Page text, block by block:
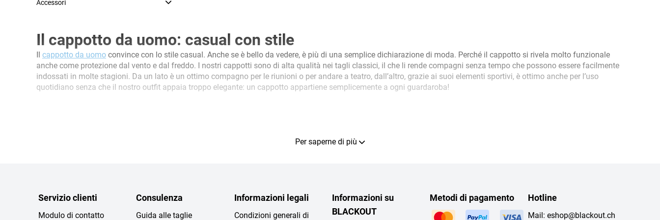
Accessori
Il cappotto da uomo: casual con stile
cappotto da uomo convince con lo stile casual. Anche se è bello da vedere, è più di una semplice dichiarazione di moda. Perché il cappotto si rivela molto funzionale
anche come protezione dal vento e dal freddo. I nostri cappotti sono di alta qualità nei tagli classici, il che li rende compagni senza tempo che possono essere facilmente
indossati in molte stagioni. Da un lato è un ottimo compagno per le riunioni o per andare a teatro, dall’altro, grazie ai suoi elementi sportivi, è ottimo anche per l’uso
quotidiano senza che il nostro outfit appaia troppo elegante: un cappotto appartiene semplicemente a ogni guardaroba!
Per saperne di più
Servizio clienti
Modulo di contatto
Consulenza
Guida alle taglie
Informazioni legali
Condizioni generali di
Informazioni su
BLACKOUT
Metodi di pagamento Hotline
Mail: eshop@blackout.ch